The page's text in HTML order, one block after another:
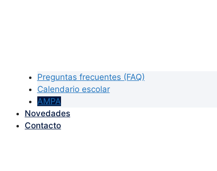
Preguntas frecuentes (FAQ)
Calendario escolar
AMPA
Novedades
Contacto